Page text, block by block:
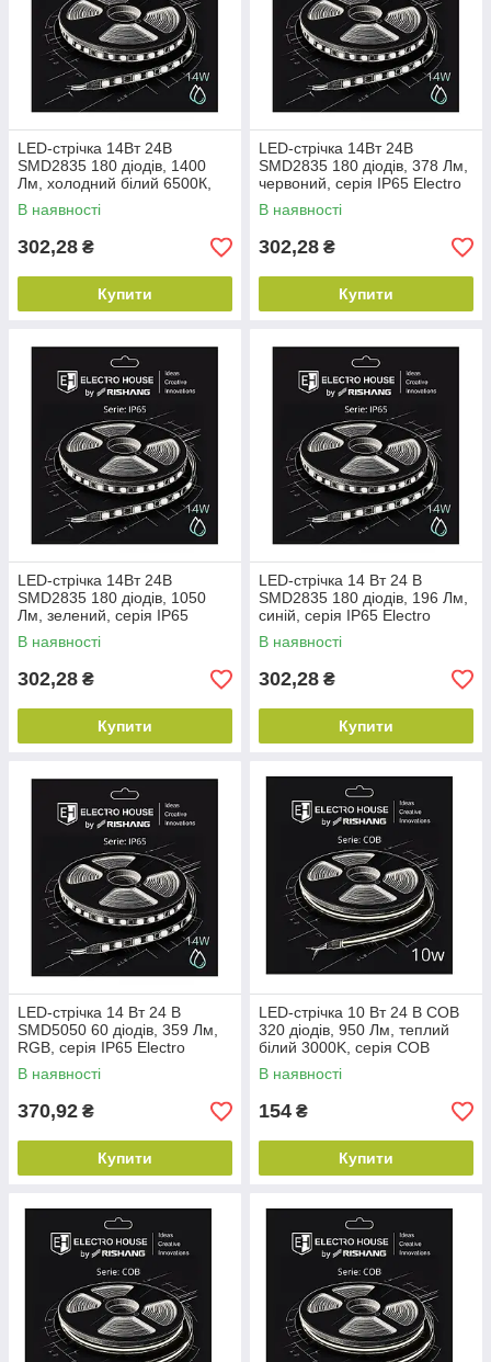
LED-стрічка 14Вт 24В
SMD2835 180 діодів, 1400
Лм, холодний білий 6500К,
серія IP65 Electro House by
Rishang
В наявності
302,28 ₴
Купити
LED-стрічка 14Вт 24В
SMD2835 180 діодів, 378 Лм,
червоний, серія IP65 Electro
House by Rishang
В наявності
302,28 ₴
Купити
LED-стрічка 14Вт 24В
SMD2835 180 діодів, 1050
Лм, зелений, серія IP65
Electro House by Rishang
В наявності
302,28 ₴
Купити
LED-стрічка 14 Вт 24 В
SMD2835 180 діодів, 196 Лм,
синій, серія IP65 Electro
House by Rishang
В наявності
302,28 ₴
Купити
LED-стрічка 14 Вт 24 В
SMD5050 60 діодів, 359 Лм,
RGB, серія IP65 Electro
House by Rishang
В наявності
370,92 ₴
Купити
LED-стрічка 10 Вт 24 В COB
320 діодів, 950 Лм, теплий
білий 3000K, серія COB
Electro House by Rishang
В наявності
154 ₴
Купити